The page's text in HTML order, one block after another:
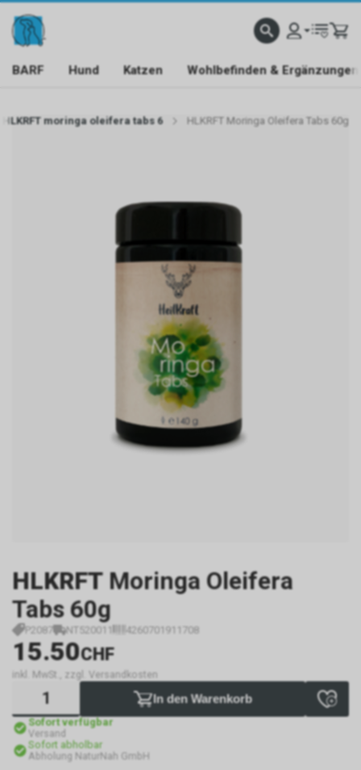
BARF Hund Katzen Wohlbefinden & Ergänzungen
HLKRFT moringa oleifera tabs 6 HLKRFT Moringa Oleifera Tabs 60g
HLKRFT Moringa Oleifera
Tabs 60g
P2087 NT520011 4260701911708
15.50CHF
inkl. MwSt., zzgl. Versandkosten
In den Warenkorb
Sofort verfügbar
Versand
Sofort abholbar
Abholung NaturNah GmbH